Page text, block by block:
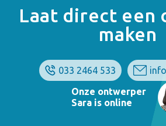
Laat direct een
maken
033 2464 533
Onze ontwerper
Sara is online